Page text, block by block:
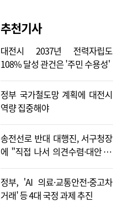
추천기사
대전시 2037년 전력자립도
108% 달성 관건은 '주민 수용성'
정부 국가철도망 계획에 대전시
역량 집중해야
송전선로 반대 대행진, 서구청장
에 "직접 나서 의견수렴·대안 제
시해야"
정부, 'AI 의료·교통안전·중고차
거래' 등 4대 국정 과제 추진